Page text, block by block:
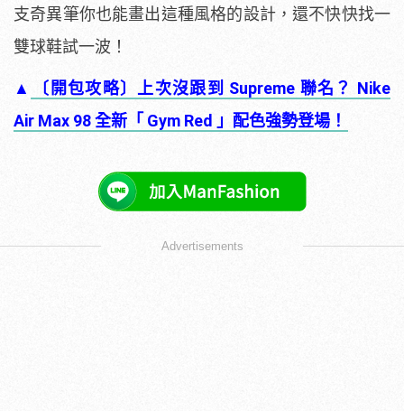
支奇異筆你也能畫出這種風格的設計，還不快快找一
雙球鞋試一波！
▲
〔開包攻略〕上次沒跟到 Supreme 聯名？ Nike
Air Max 98 全新「 Gym Red 」配色強勢登場！
Advertisements